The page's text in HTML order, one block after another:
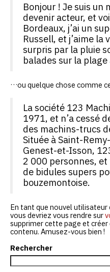
Bonjour ! Je suis un
devenir acteur, et
Bordeaux, j’ai un
Russell, et j’aime la
surpris par la pluie
balades sur la
…ou quelque chose comme
La société 123
1971, et n’a cessé
des machins-trucs
Située à Saint-
Genest-et-Isson,
2 000 personnes,
de bidules supers
bouzemontoise.
En tant que nouvel
vous devriez vous rendre sur
supprimer cette page et
contenu. Amusez-vous bien !
Rechercher